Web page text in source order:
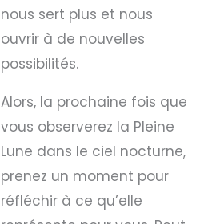
nous sert plus et nous
ouvrir à de nouvelles
possibilités.
Alors, la prochaine fois que
vous observerez la Pleine
Lune dans le ciel nocturne,
prenez un moment pour
réfléchir à ce qu’elle